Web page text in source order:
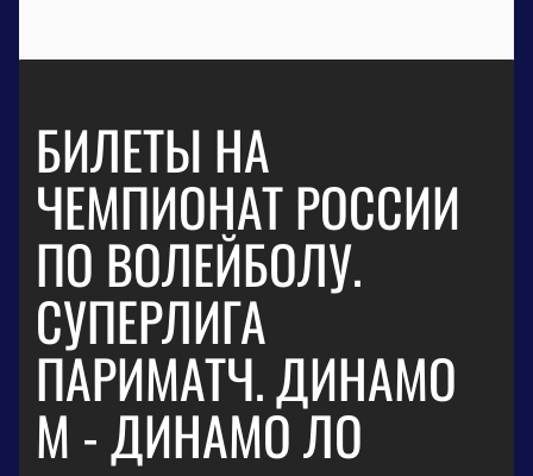
БИЛЕТЫ НА
ЧЕМПИОНАТ РОССИИ
ПО ВОЛЕЙБОЛУ.
СУПЕРЛИГА
ПАРИМАТЧ. ДИНАМО
М - ДИНАМО ЛО